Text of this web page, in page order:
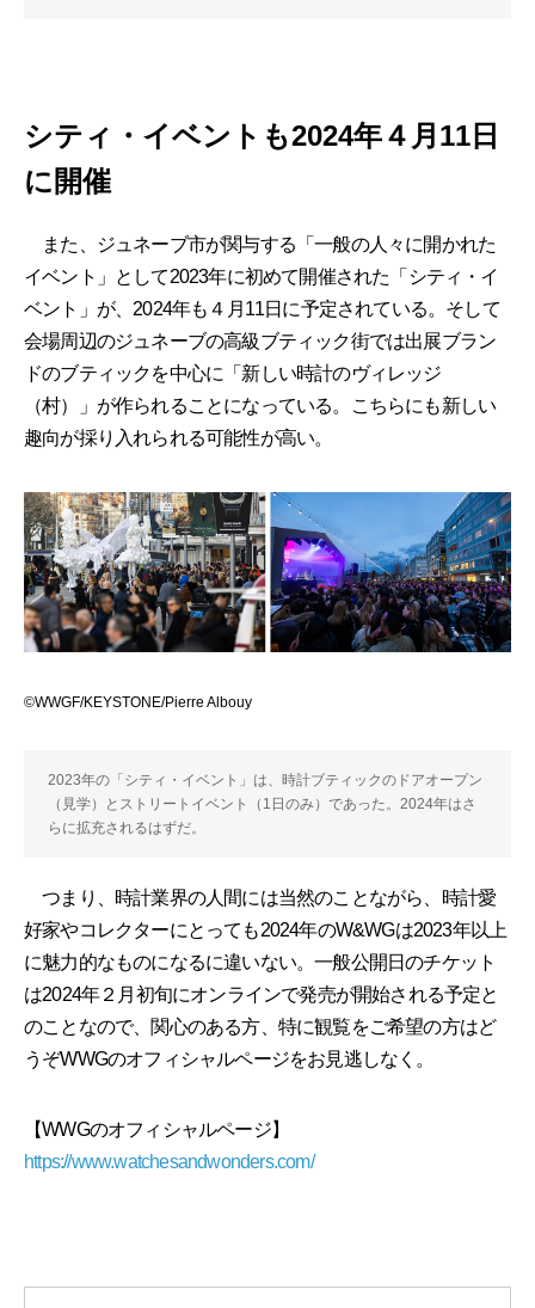
シティ・イベントも2024年４月11日
に開催
また、ジュネーブ市が関与する「一般の人々に開かれた
イベント」として2023年に初めて開催された「シティ・イ
ベント」が、2024年も４月11日に予定されている。そして
会場周辺のジュネーブの高級ブティック街では出展ブラン
ドのブティックを中心に「新しい時計のヴィレッジ
（村）」が作られることになっている。こちらにも新しい
趣向が採り入れられる可能性が高い。
©WWGF/KEYSTONE/Pierre Albouy
2023年の「シティ・イベント」は、時計ブティックのドアオープン
（見学）とストリートイベント（1日のみ）であった。2024年はさ
らに拡充されるはずだ。
つまり、時計業界の人間には当然のことながら、時計愛
好家やコレクターにとっても2024年のW&WGは2023年以上
に魅力的なものになるに違いない。一般公開日のチケット
は2024年２月初旬にオンラインで発売が開始される予定と
のことなので、関心のある方、特に観覧をご希望の方はど
うぞWWGのオフィシャルページをお見逃しなく。
【WWGのオフィシャルページ】
https://www.watchesandwonders.com/